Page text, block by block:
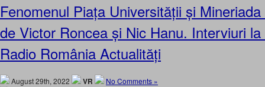
Fenomenul Piața Universității și
de Victor Roncea și Nic Hanu. Interviuri
Radio România Actualități
August 29th, 2022 VR No Comments »